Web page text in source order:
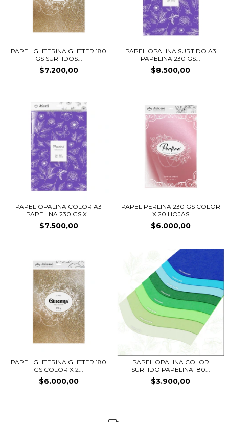
PAPEL GLITERINA GLITTER 180
GS SURTIDOS...
$7.200,00
PAPEL OPALINA SURTIDO A3
PAPELINA 230 GS...
$8.500,00
PAPEL OPALINA COLOR A3
PAPELINA 230 GS X...
$7.500,00
PAPEL PERLINA 230 GS COLOR
X 20 HOJAS
$6.000,00
PAPEL GLITERINA GLITTER 180
GS COLOR X 2...
$6.000,00
PAPEL OPALINA COLOR
SURTIDO PAPELINA 180...
$3.900,00